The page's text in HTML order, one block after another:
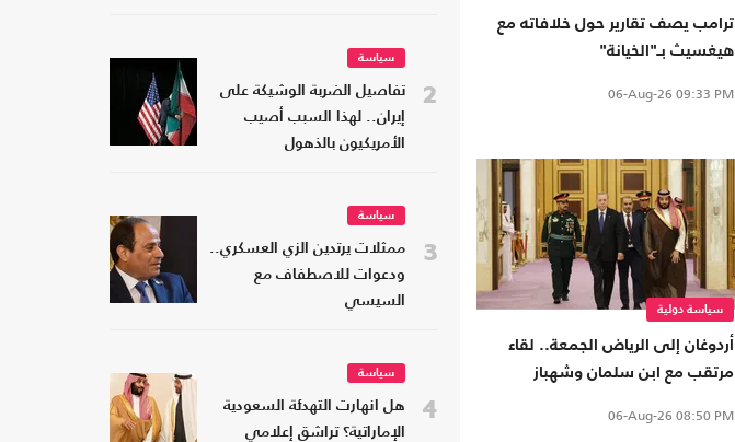
ترامب يصف تقارير حول خلافاته مع
هيغسيث بـ"الخيانة"
06-Aug-26 09:33 PM
سياسة دولية
أردوغان إلى الرياض الجمعة.. لقاء
مرتقب مع ابن سلمان وشهباز
06-Aug-26 08:50 PM
2
سياسة
تفاصيل الضربة الوشيكة على
إيران.. لهذا السبب أصيب
الأمريكيون بالذهول
3
سياسة
ممثلات يرتدين الزي العسكري..
ودعوات للاصطفاف مع
السيسي
4
سياسة
هل انهارت التهدئة السعودية
الإماراتية؟ تراشق إعلامي